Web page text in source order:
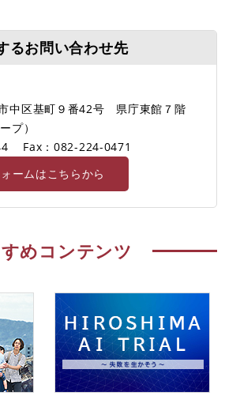
るお問い合わせ先
中区基町９番42号 県庁東館７階
プ）
Fax：082-224-0471
ームはこちらから
めコンテンツ